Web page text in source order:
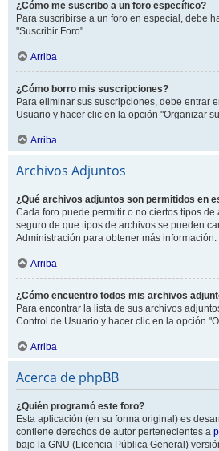
¿Cómo me suscribo a un foro específico?
Para suscribirse a un foro en especial, debe
"Suscribir Foro".
Arriba
¿Cómo borro mis suscripciones?
Para eliminar sus suscripciones, debe entrar
Usuario y hacer clic en la opción "Organizar
Arriba
Archivos Adjuntos
¿Qué archivos adjuntos son permitidos en
Cada foro puede permitir o no ciertos tipos
seguro de que tipos de archivos se pueden
Administración para obtener más información.
Arriba
¿Cómo encuentro todos mis archivos
Para encontrar la lista de sus archivos
Control de Usuario y hacer clic en la opción
Arriba
Acerca de phpBB
¿Quién programó este foro?
Esta aplicación (en su forma original) es
contiene derechos de autor pertenecientes a
bajo la GNU (Licencia Pública General)